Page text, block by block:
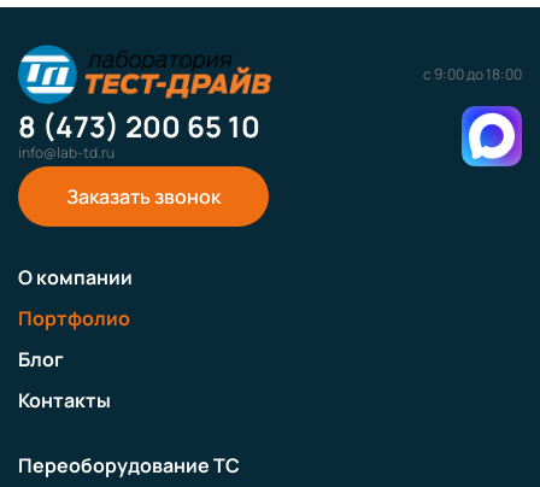
с 9:00 до 18:00
8 (473) 200 65 10
info@lab-td.ru
Заказать звонок
О компании
Портфолио
Блог
Контакты
Переоборудование ТС